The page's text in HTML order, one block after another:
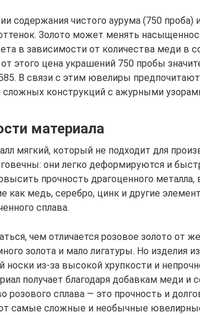
содержания чистого аурума (750 проба)
Золото может менять
в зависимости от количества меди в
этого цена украшений 750 пробы
В связи с этим ювелиры
сложных конструкций с ажурными
материала
мягкий, который не подходит для
они легко деформируются и
прочность драгоценного
как медь, серебро, цинк и другие
сплава.
чем отличается розовое золото от
золота и мало лигатуры. Но изделия
носки из-за высокой хрупкости и
получает благодаря добавкам меди и
розового сплава — это прочность и
самые сложные и необычные